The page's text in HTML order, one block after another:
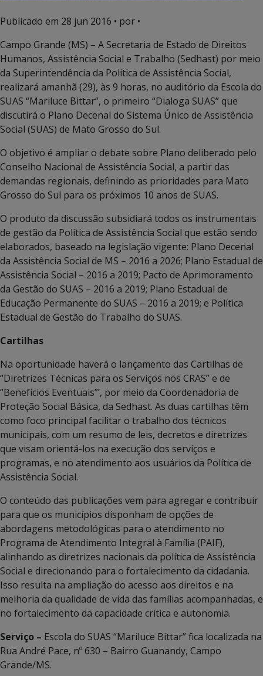
Publicado em 28 jun 2016 • por •
Campo Grande (MS) – A Secretaria de Estado de Direitos
Humanos, Assistência Social e Trabalho (Sedhast) por meio
da Superintendência da Politica de Assistência Social,
realizará amanhã (29), às 9 horas, no auditório da Escola do
SUAS “Mariluce Bittar”, o primeiro “Dialoga SUAS” que
discutirá o Plano Decenal do Sistema Único de Assistência
Social (SUAS) de Mato Grosso do Sul.
O objetivo é ampliar o debate sobre Plano deliberado pelo
Conselho Nacional de Assistência Social, a partir das
demandas regionais, definindo as prioridades para Mato
Grosso do Sul para os próximos 10 anos de SUAS.
O produto da discussão subsidiará todos os instrumentais
de gestão da Política de Assistência Social que estão sendo
elaborados, baseado na legislação vigente: Plano Decenal
da Assistência Social de MS – 2016 a 2026; Plano Estadual de
Assistência Social – 2016 a 2019; Pacto de Aprimoramento
da Gestão do SUAS – 2016 a 2019; Plano Estadual de
Educação Permanente do SUAS – 2016 a 2019; e Política
Estadual de Gestão do Trabalho do SUAS.
Cartilhas
Na oportunidade haverá o lançamento das Cartilhas de
“Diretrizes Técnicas para os Serviços nos CRAS” e de
“Benefícios Eventuais”’, por meio da Coordenadoria de
Proteção Social Básica, da Sedhast. As duas cartilhas têm
como foco principal facilitar o trabalho dos técnicos
municipais, com um resumo de leis, decretos e diretrizes
que visam orientá-los na execução dos serviços e
programas, e no atendimento aos usuários da Política de
Assistência Social.
O conteúdo das publicações vem para agregar e contribuir
para que os municípios disponham de opções de
abordagens metodológicas para o atendimento no
Programa de Atendimento Integral à Família (PAIF),
alinhando as diretrizes nacionais da política de Assistência
Social e direcionando para o fortalecimento da cidadania.
Isso resulta na ampliação do acesso aos direitos e na
melhoria da qualidade de vida das famílias acompanhadas, e
no fortalecimento da capacidade crítica e autonomia.
Serviço – Escola do SUAS “Mariluce Bittar” fica localizada na
Rua André Pace, nº 630 – Bairro Guanandy, Campo
Grande/MS.